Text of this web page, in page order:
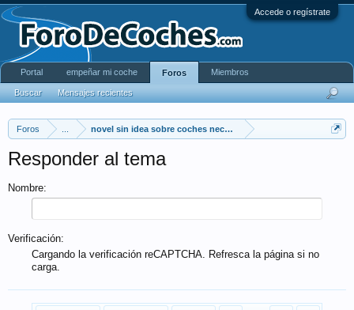
Accede o regístrate
Foros novel sin idea sobre coches necesita ayuda
Responder al tema
Nombre:
Verificación:
Cargando la verificación reCAPTCHA. Refresca la página si no
carga.
Portal empeñar mi coche Foros
Buscar Mensajes recientes
Miembros